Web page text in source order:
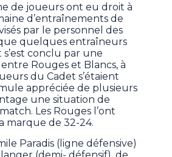
de joueurs ont eu droit à
d’entraînements de
par le personnel des
quelques entraîneurs
conclu par une
Rouges et Blancs, à
du Cadet s’étaient
appréciée de plusieurs
une situation de
Les Rouges l’ont
marque de 32-24.
Paradis (ligne défensive)
(demi- défensif), de